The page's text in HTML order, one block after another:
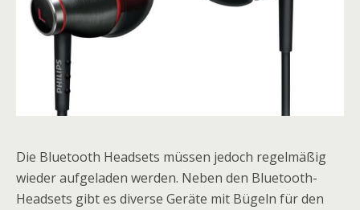
Die Bluetooth Headsets müssen jedoch regelmäßig
wieder aufgeladen werden. Neben den Bluetooth-
Headsets gibt es diverse Geräte mit Bügeln für den